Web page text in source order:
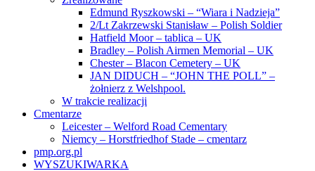
Edmund Ryszkowski – “Wiara i Nadzieja”
2/Lt Zakrzewski Stanisław – Polish Soldier
Hatfield Moor – tablica – UK
Bradley – Polish Airmen Memorial – UK
Chester – Blacon Cemetery – UK
JAN DIDUCH – “JOHN THE POLL” –
żołnierz z Welshpool.
W trakcie realizacji
Cmentarze
Leicester – Welford Road Cementary
Niemcy – Horstfriedhof Stade – cmentarz
pmp.org.pl
WYSZUKIWARKA